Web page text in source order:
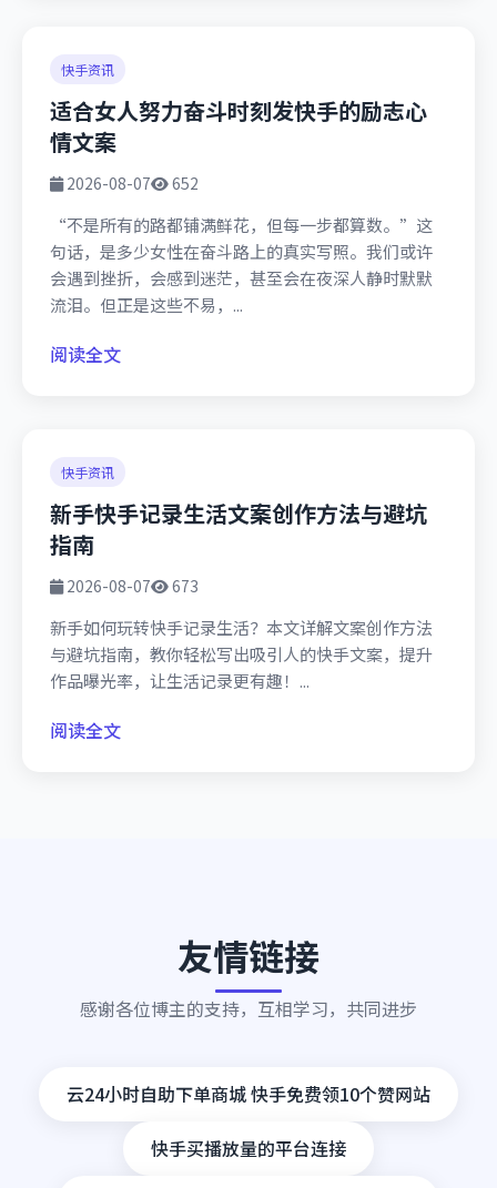
快手资讯
适合女人努力奋斗时刻发快手的励志心
情文案
2026-08-07 652
“不是所有的路都铺满鲜花，但每一步都算数。”这
句话，是多少女性在奋斗路上的真实写照。我们或许
会遇到挫折，会感到迷茫，甚至会在夜深人静时默默
流泪。但正是这些不易，...
阅读全文
快手资讯
新手快手记录生活文案创作方法与避坑
指南
2026-08-07 673
新手如何玩转快手记录生活？本文详解文案创作方法
与避坑指南，教你轻松写出吸引人的快手文案，提升
作品曝光率，让生活记录更有趣！...
阅读全文
友情链接
感谢各位博主的支持，互相学习，共同进步
云24小时自助下单商城 快手免费领10个赞网站
快手买播放量的平台连接